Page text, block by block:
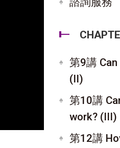
第9講
(II)
第10講
work? (III)
第12講